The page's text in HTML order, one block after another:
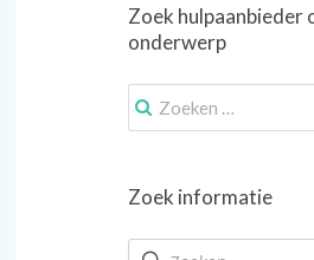
Zoek hulpaanbieder
onderwerp
Zoek
naar:
Zoek informatie